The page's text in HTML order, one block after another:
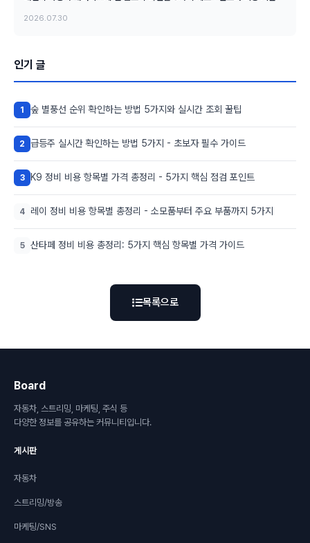
2026.07.30
인기 글
1 숲 별풍선 순위 확인하는 방법 5가지와 실시간 조회 꿀팁
2 급등주 실시간 확인하는 방법 5가지 - 초보자 필수 가이드
3 K9 정비 비용 항목별 가격 총정리 - 5가지 핵심 점검 포인트
4 레이 정비 비용 항목별 총정리 - 소모품부터 주요 부품까지 5가지
5 산타페 정비 비용 총정리: 5가지 핵심 항목별 가격 가이드
목록으로
Board
자동차, 스트리밍, 마케팅, 주식 등
다양한 정보를 공유하는 커뮤니티입니다.
게시판
자동차
스트리밍/방송
마케팅/SNS